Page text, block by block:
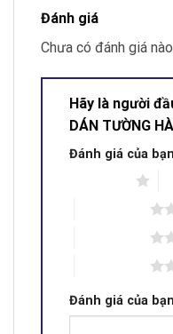
Đánh giá
Chưa có đánh giá
Hãy là người
DÁN TƯỜNG
Đánh giá của bạn
Đánh giá của bạn